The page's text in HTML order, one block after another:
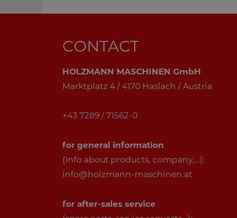
CONTACT
HOLZMANN MASCHINEN GmbH
Marktplatz 4 / 4170 Haslach / Austria
+43 7289 / 71562-0
for general information
(Info about products, company,...):
info@holzmann-maschinen.at
for after-sales service